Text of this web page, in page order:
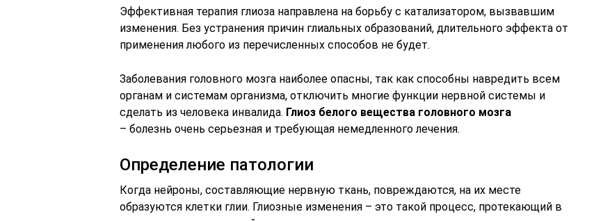
Эффективная терапия глиоза направлена на борьбу с катализатором, вызвавшим
изменения. Без устранения причин глиальных образований, длительного эффекта от
применения любого из перечисленных способов не будет.
Заболевания головного мозга наиболее опасны, так как способны навредить всем
органам и системам организма, отключить многие функции нервной системы и
сделать из человека инвалида. Глиоз белого вещества головного мозга
– болезнь очень серьезная и требующая немедленного лечения.
Определение патологии
Когда нейроны, составляющие нервную ткань, повреждаются, на их месте
образуются клетки глии. Глиозные изменения – это такой процесс, протекающий в